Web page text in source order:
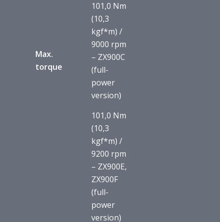
Max.
torque
101,0 Nm
(10,3
kgf*m) /
9000 rpm
– ZX900C
(full-
power
version)
101,0 Nm
(10,3
kgf*m) /
9200 rpm
– ZX900E,
ZX900F
(full-
power
version)